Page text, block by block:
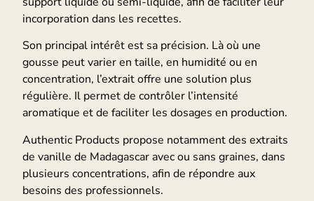
incorporation dans les recettes.
Son principal intérêt est sa précision. Là où une
gousse peut varier en taille, en humidité ou en
concentration, l’extrait offre une solution plus
régulière. Il permet de contrôler l’intensité
aromatique et de faciliter les dosages en production.
Authentic Products propose notamment des extraits
de vanille de Madagascar avec ou sans graines, dans
plusieurs concentrations, afin de répondre aux
besoins des professionnels.